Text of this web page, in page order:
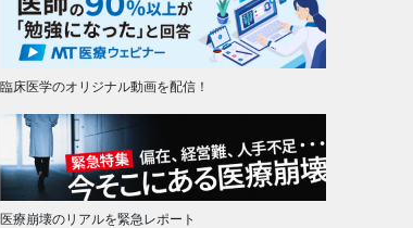
臨床医学のオリジナル動画を配信！
医療崩壊のリアルを緊急レポート